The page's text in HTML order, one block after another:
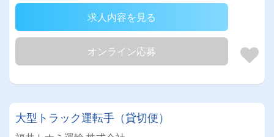
求人内容を見る
オンライン応募
大型トラック運転手（貸切便）